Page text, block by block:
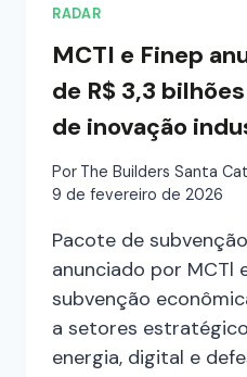
RADAR
MCTI e Finep
de R$ 3,3
de inovação
Por The Builders Santa
9 de fevereiro de 2026
Pacote de
anunciado por MCTl
subvenção
a setores
energia, digital e